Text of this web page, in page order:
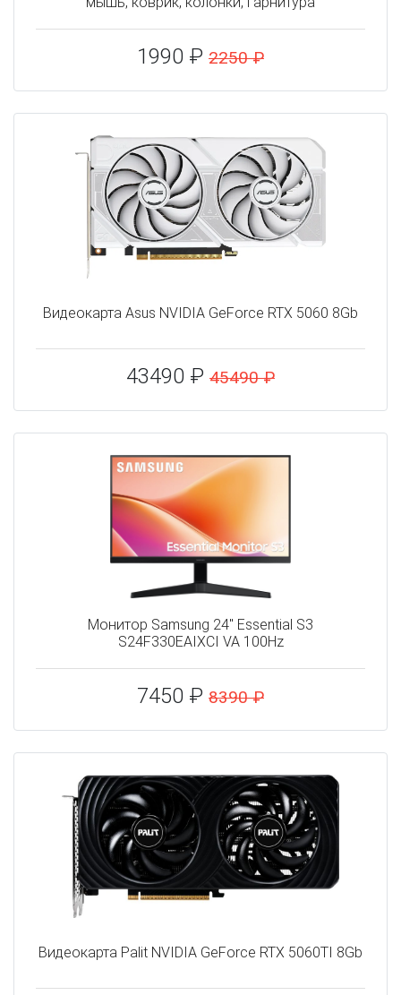
1990 ₽ 2250 ₽
Видеокарта Asus NVIDIA GeForce RTX 5060 8Gb
43490 ₽ 45490 ₽
Монитор Samsung 24" Essential S3
S24F330EAIXCI VA 100Hz
7450 ₽ 8390 ₽
Видеокарта Palit NVIDIA GeForce RTX 5060TI 8Gb